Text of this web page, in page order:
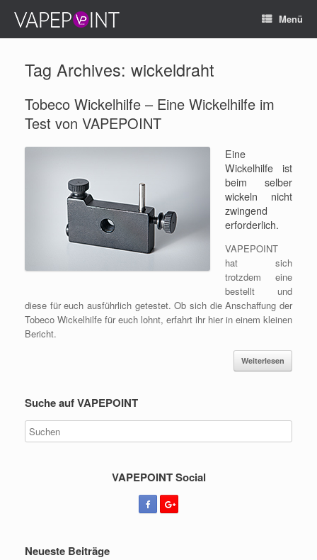
Menü
Tag Archives: wickeldraht
Tobeco Wickelhilfe – Eine Wickelhilfe im
Test von VAPEPOINT
Eine
Wickelhilfe ist
beim selber
wickeln nicht
zwingend
erforderlich.
VAPEPOINT
hat sich
trotzdem eine
bestellt und
diese für euch ausführlich getestet. Ob sich die Anschaffung der
Tobeco Wickelhilfe für euch lohnt, erfahrt ihr hier in einem kleinen
Bericht.
Weiterlesen
Suche auf VAPEPOINT
VAPEPOINT Social
Neueste Beiträge